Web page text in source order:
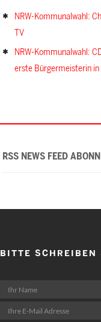
NRW-Kommunalwahl:
TV
NRW-Kommunalwahl:
erste Bürgermeisterin in
RSS NEWS FEED
BITTE SCHREIBEN